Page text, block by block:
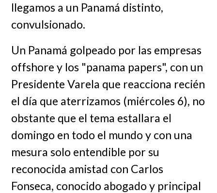
llegamos a un Panamá distinto,
convulsionado.
Un Panamá golpeado por las empresas
offshore y los "panama papers", con un
Presidente Varela que reacciona recién
el día que aterrizamos (miércoles 6), no
obstante que el tema estallara el
domingo en todo el mundo y con una
mesura solo entendible por su
reconocida amistad con Carlos
Fonseca, conocido abogado y principal